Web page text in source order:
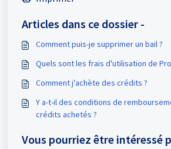
Articles dans ce dossier -
Comment puis-je supprimer un bail ?
Quels sont les frais d'utilisation de
Comment j'achète des crédits ?
Y a-t-il des conditions de
crédits achetés ?
Vous pourriez être intéressé